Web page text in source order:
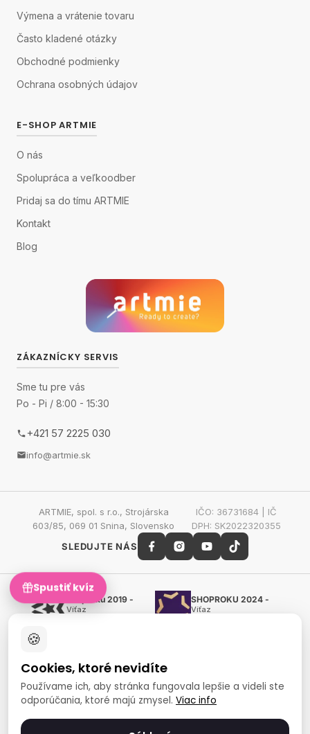
Výmena a vrátenie tovaru
Často kladené otázky
Obchodné podmienky
Ochrana osobných údajov
E-SHOP ARTMIE
O nás
Spolupráca a veľkoodber
Pridaj sa do tímu ARTMIE
Kontakt
Blog
ZÁKAZNÍCKY SERVIS
Sme tu pre vás
Po - Pi / 8:00 - 15:30
+421 57 2225 030
info@artmie.sk
ARTMIE, spol. s r.o., Strojárska
603/85, 069 01 Snina, Slovensko
IČO: 36731684 | IČ
DPH: SK2022320355
SLEDUJTE NÁS
Shoproku 2019 -
Víťaz
SHOPROKU 2024 -
Víťaz
European Art Awards
Organizátor
medzinárodnej súťaže
Európsky sociálny fond
Zamestnanosť a sociálna
🍪
Cookies, ktoré nevidíte
Používame ich, aby stránka fungovala lepšie a videli ste
odporúčania, ktoré majú zmysel. Viac info
Spustiť kvíz